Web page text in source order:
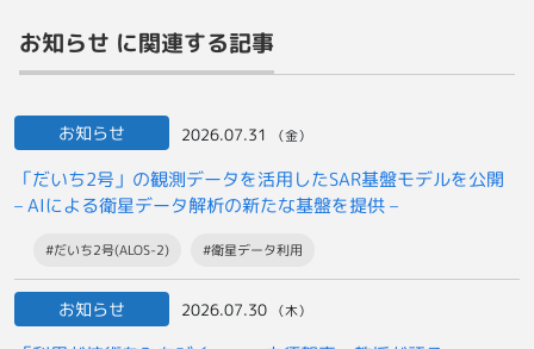
お知らせ に関連する記事
お知らせ 2026.07.31 （金）
「だいち2号」の観測データを活用したSAR基盤モデルを公開
– AIによる衛星データ解析の新たな基盤を提供 –
#だいち2号(ALOS-2) #衛星データ利用
お知らせ 2026.07.30 （木）